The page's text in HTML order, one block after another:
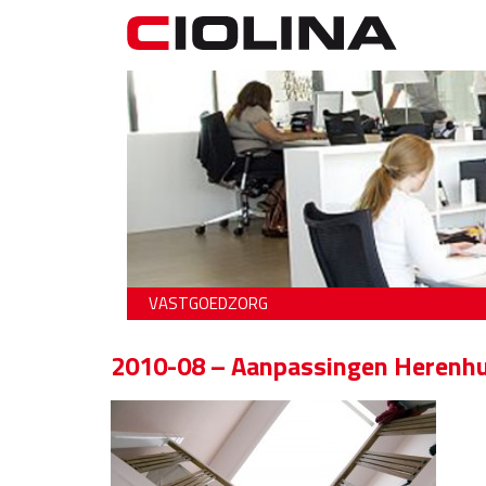
VASTGOEDZORG
2010-08 – Aanpassingen